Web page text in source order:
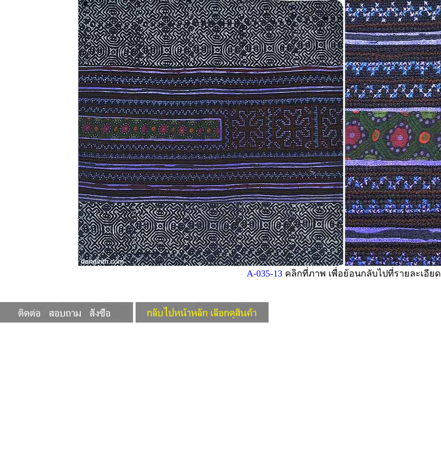
A-035-13 คลิกที่ภาพ เพื่อย้อนกลับไปที่รายละเอียด